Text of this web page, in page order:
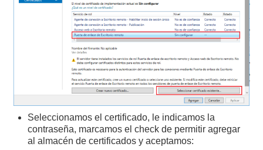
Seleccionamos el certificado, le indicamos la
contraseña, marcamos el check de permitir agregar
al almacén de certificados y aceptamos: